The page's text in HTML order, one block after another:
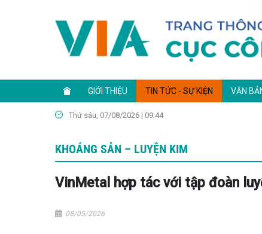
GIỚI THIỆU TIN TỨC - SỰ KIỆN VĂN
Thứ sáu, 07/08/2026 | 09:44
KHOÁNG SẢN – LUYỆN KIM
VinMetal hợp tác với tập đoàn
08/05/2026